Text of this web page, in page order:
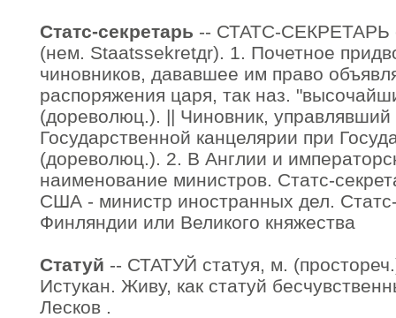
Статс-секретарь -- СТАТС-СЕКРЕТАРЬ
(нем. Staatssekretдr). 1. Почетное
чиновников, дававшее им право
распоряжения царя, так наз.
(дореволюц.). || Чиновник, управлявший
Государственной канцелярии при
(дореволюц.). 2. В Англии и
наименование министров. Статс-
США - министр иностранных дел.
Финляндии или Великого княжества
Статуй -- СТАТУЙ статуя, м.
Истукан. Живу, как статуй
Лесков .